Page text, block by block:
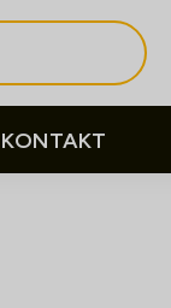
KONTAKT